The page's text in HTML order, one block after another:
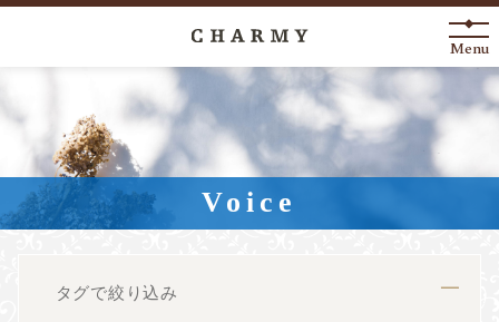
New Arrival
About
Engagement Ring
Menu
Voice
タグで絞り込み